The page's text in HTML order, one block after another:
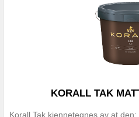
Korall Tak kjennetegnes av at
KORALL TAK